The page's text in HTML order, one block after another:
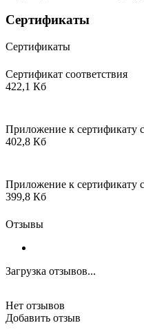
Сертификаты
Сертификаты
Сертификат соответствия
422,1 Кб
Приложение к сертификату
402,8 Кб
Приложение к сертификату
399,8 Кб
Отзывы
Загрузка отзывов...
Нет отзывов
Добавить отзыв